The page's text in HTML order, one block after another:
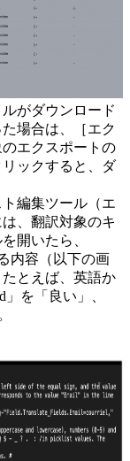
がダウンロード
場合は、［エク
エクスポートの
ックすると、ダ
編集ツール（エ
、翻訳対象のキ
開いたら、
内容（以下の画
とえば、英語か
を「良い」、